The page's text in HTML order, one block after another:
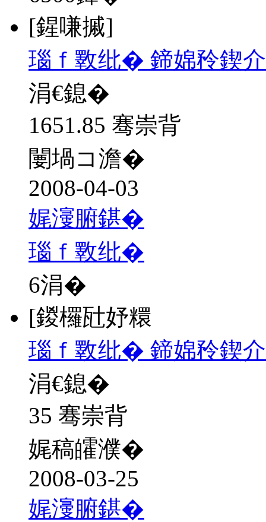
[鍟嗛摵]
瑙ｆ斁纰� 鍗婂矝鍥
涓€鎴�
1651.85 骞崇背
闄堝コ澹�
2008-04-03
娓濅腑鍖�
瑙ｆ斁纰�
6涓�
[鍐欏瓧妤糫
瑙ｆ斁纰� 鍗婂矝鍥
涓€鎴�
35 骞崇背
娓稿皬濮�
2008-03-25
娓濅腑鍖�